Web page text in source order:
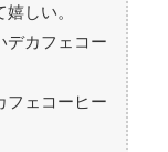
しい。
デカフェコー
フェコーヒー